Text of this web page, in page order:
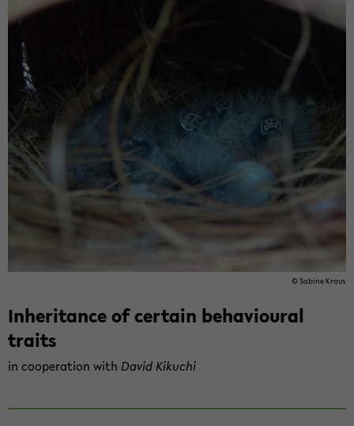
© Sa­bi­ne Kraus
In­he­ri­tance of cer­tain be­ha­viou­ral
traits
in co­ope­ra­ti­on with David Ki­ku­chi